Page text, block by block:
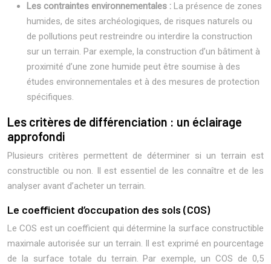
Les contraintes environnementales : La présence de zones
humides, de sites archéologiques, de risques naturels ou
de pollutions peut restreindre ou interdire la construction
sur un terrain. Par exemple, la construction d’un bâtiment à
proximité d’une zone humide peut être soumise à des
études environnementales et à des mesures de protection
spécifiques.
Les critères de différenciation : un éclairage
approfondi
Plusieurs critères permettent de déterminer si un terrain est
constructible ou non. Il est essentiel de les connaître et de les
analyser avant d’acheter un terrain.
Le coefficient d’occupation des sols (COS)
Le COS est un coefficient qui détermine la surface constructible
maximale autorisée sur un terrain. Il est exprimé en pourcentage
de la surface totale du terrain. Par exemple, un COS de 0,5